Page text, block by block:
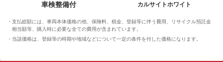
車検整備付
カルサイトホワイト
支払総額には、車両本体価格の他、保険料、税金、登録等に伴う費用、リサイクル預託金
相当額等、購入時に必要な全ての費用が含まれています。
当該価格は、登録等の時期や地域などについて一定の条件を付した価格になります。